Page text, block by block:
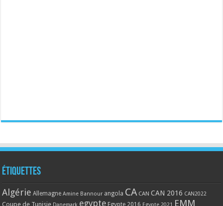
Étiquettes
Algérie Allemagne Amine Bannour angola CA CAN CAN 2016 CAN2022
Coupe de Tunisie egypte Egypte 2016 EMM